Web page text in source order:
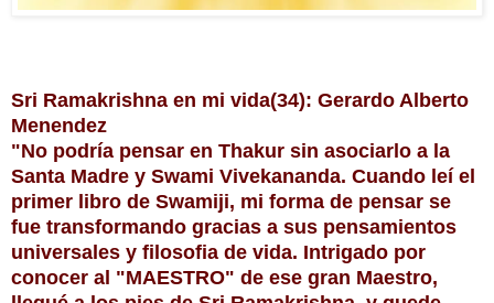
Sri Ramakrishna en mi vida(34): Gerardo Alberto
Menendez
"No podría pensar en Thakur sin asociarlo a la
Santa Madre y Swami Vivekananda. Cuando leí el
primer libro de Swamiji, mi forma de pensar se
fue transformando gracias a sus pensamientos
universales y filosofia de vida. Intrigado por
conocer al "MAESTRO" de ese gran Maestro,